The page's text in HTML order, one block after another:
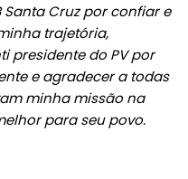
Cruz por confiar e
trajetória,
presidente do PV por
e agradecer a todas
minha missão na
para seu povo.